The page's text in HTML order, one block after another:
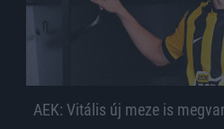
AEK: Vitális új meze is